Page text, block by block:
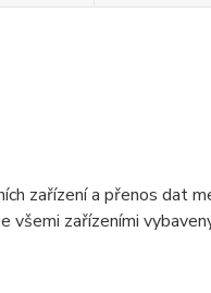
zařízení a přenos dat
všemi zařízeními